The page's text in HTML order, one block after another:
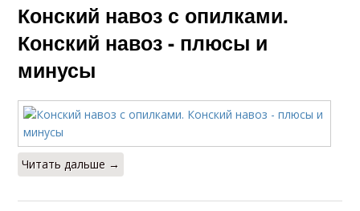
Конский навоз с опилками.
Конский навоз - плюсы и
минусы
Читать дальше →